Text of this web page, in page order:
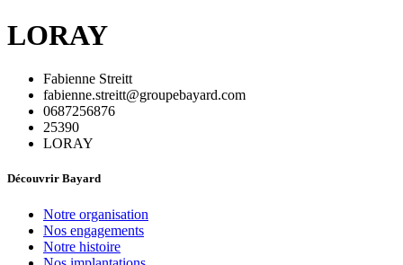
LORAY
Fabienne Streitt
fabienne.streitt@groupebayard.com
0687256876
25390
LORAY
Découvrir Bayard
Notre organisation
Nos engagements
Notre histoire